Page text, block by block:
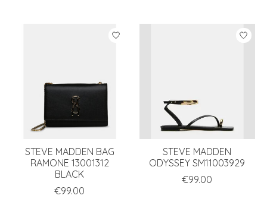
STEVE MADDEN BAG
RAMONE 13001312
BLACK
€99.00
STEVE MADDEN
ODYSSEY SM11003929
€99.00